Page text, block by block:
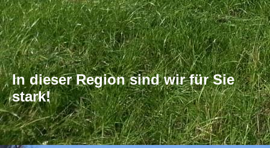
In dieser Region sind wir für Sie
stark!